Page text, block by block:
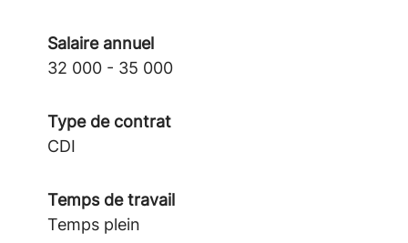
Salaire annuel
32 000 - 35 000
Type de contrat
CDI
Temps de travail
Temps plein